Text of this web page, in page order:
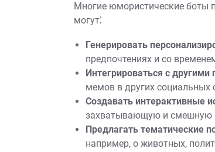
Многие юмористические боты
могут⁚
Генерировать
предпочтениях и со
Интегрироваться с другими
мемов в других социальных
Создавать интерактивные
захватывающую и смешную
Предлагать тематические
например, о животных,